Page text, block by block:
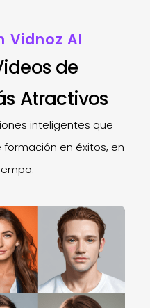
Vidnoz AI
de
Atractivos
inteligentes que
en éxitos, en